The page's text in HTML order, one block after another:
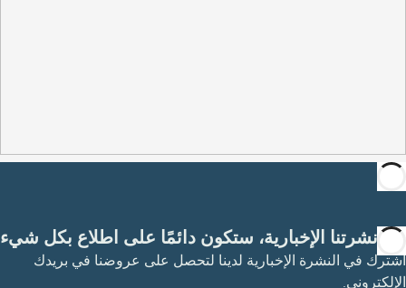
مع نشرتنا الإخبارية، ستكون دائمًا على اطلاع بكل شيء
اشترك في النشرة الإخبارية لدينا لتحصل على عروضنا في بريدك
الإلكتروني.